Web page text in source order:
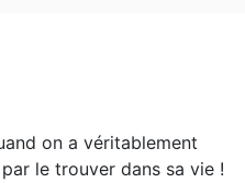
on a véritablement
le trouver dans sa vie !